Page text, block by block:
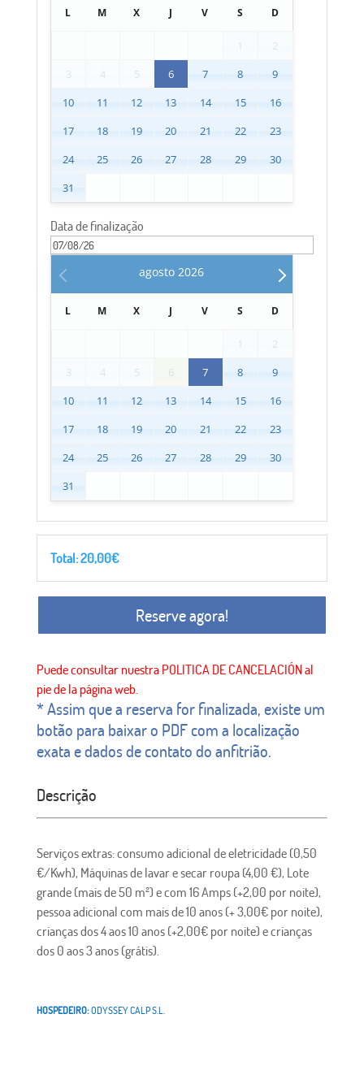
L M X J V S D
1
2
3
4 5 6 7 8
9
10
11 12 13 14 15
16
17
18 19 20 21 22
23
24
25 26 27 28 29
30
31
Data de finalização
agosto 2026
L M X J V S D
1
2
3
4 5 6 7 8
9
10
11 12 13 14 15
16
17
18 19 20 21 22
23
24
25 26 27 28 29
30
31
Total:20,00€
Reserve agora!
* Assim que a reserva for finalizada, existe um
botão para baixar o PDF com a localização
exata e dados de contato do anfitrião.
Descrição
Serviços extras: consumo adicional de eletricidade (0,50
€/Kwh), Máquinas de lavar e secar roupa (4,00 €), Lote
grande (mais de 50 m²) e com 16 Amps (+2,00 por noite),
pessoa adicional com mais de 10 anos (+ 3,00€ por noite),
crianças dos 4 aos 10 anos (+2,00€ por noite) e crianças
dos 0 aos 3 anos (grátis).
HOSPEDEIRO:ODYSSEY CALP S.L.